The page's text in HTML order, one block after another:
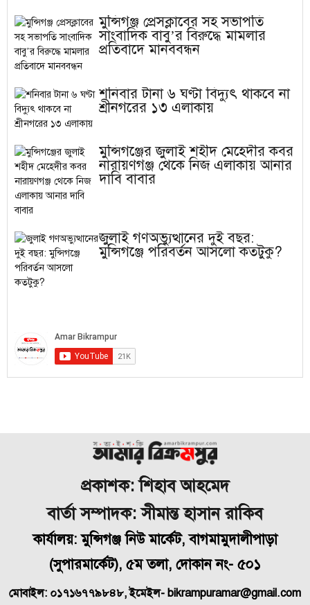
মুন্সিগঞ্জ প্রেসক্লাবের সহ সভাপতি
সাংবাদিক বাবু’র বিরুদ্ধে মামলার
প্রতিবাদে মানববন্ধন
শনিবার টানা ৬ ঘণ্টা বিদ্যুৎ থাকবে না
শ্রীনগরের ১৩ এলাকায়
মুন্সিগঞ্জের জুলাই শহীদ মেহেদীর কবর
নারায়ণগঞ্জ থেকে নিজ এলাকায় আনার
দাবি বাবার
জুলাই গণঅভ্যুত্থানের দুই বছর:
মুন্সিগঞ্জে পরিবর্তন আসলো কতটুকু?
প্রকাশক: শিহাব আহমেদ
বার্তা সম্পাদক: সীমান্ত হাসান রাকিব
কার্যালয়: মুন্সিগঞ্জ নিউ মার্কেট, বাগমামুদালীপাড়া
(সুপারমার্কেট), ৫ম তলা, দোকান নং- ৫০১
মোবাইল: ০১৭১৬৭৭৯৮৪৮, ইমেইল- bikrampuramar@gmail.com